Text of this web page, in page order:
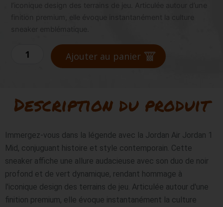
l’iconique design des terrains de jeu. Articulée autour d’une
finition premium, elle évoque instantanément la culture
sneaker emblématique.
Ajouter au panier
Description du produit
Immergez-vous dans la légende avec la Jordan Air Jordan 1
Mid, conjuguant histoire et style contemporain. Cette
sneaker affiche une allure audacieuse avec son duo de noir
profond et de vert dynamique, rendant hommage à
l'iconique design des terrains de jeu. Articulée autour d'une
finition premium, elle évoque instantanément la culture